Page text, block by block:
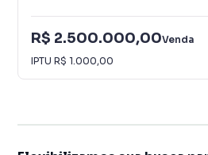
R$ 2.500.000,00Venda
IPTU R$ 1.000,00